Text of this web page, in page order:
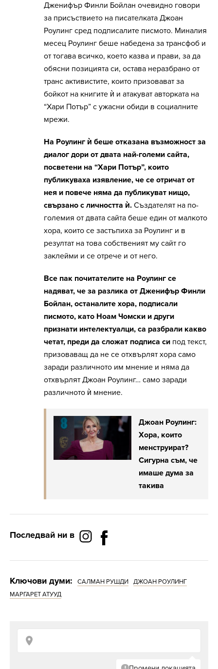
Дженифър Финли Бойлан очевидно говори
за присъствието на писателката Джоан
Роулинг сред подписалите писмото. Миналия
месец Роулинг беше набедена за трансфоб и
от тогава всичко, което казва и прави, за да
обясни позицията си, остава неразбрано от
транс активистите, които призовават за
бойкот на книгите ѝ и атакуват авторката на
“Хари Потър” с ужасни обиди в социалните
мрежи.
На Роулинг ѝ беше отказана възможност за
диалог дори от двата най-големи сайта,
посветени на “Хари Потър”, които
публикуваха изявление, че се отричат от
нея и повече няма да публикуват нищо,
свързано с личността ѝ. Създателят на по-
големия от двата сайта беше един от малкото
хора, които се застъпиха за Роулинг и в
резултат на това собственият му сайт го
заклейми и се отрече и от него.
Все пак почитателите на Роулинг се
надяват, че за разлика от Дженифър Финли
Бойлан, останалите хора, подписали
писмото, като Ноам Чомски и други
признати интелектуалци, са разбрали какво
четат, преди да сложат подписа си под текст,
призоваващ да не се отхвърлят хора само
заради различното им мнение и няма да
отхвърлят Джоан Роулинг… само заради
различното ѝ мнение.
Джоан Роулинг:
Хора, които
менструират?
Сигурна съм, че
имаше дума за
такива
Последвай ни в
Ключови думи: САЛМАН РУШДИ
ДЖОАН РОУЛИНГ
МАРГАРЕТ АТУУД